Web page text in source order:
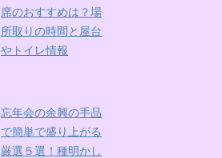
席のおすすめは？場
所取りの時間と屋台
やトイレ情報
忘年会の余興の手品
で簡単で盛り上がる
厳選５選！種明かし